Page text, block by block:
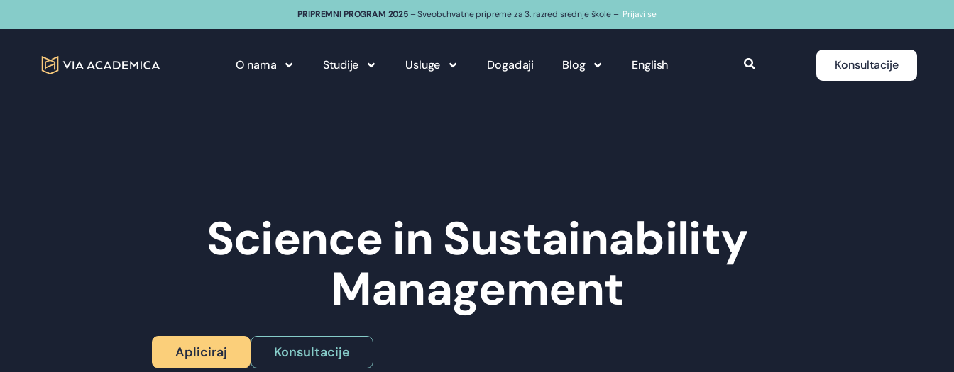
PRIPREMNI PROGRAM 2025– Sveobuhvatne pripreme za 3. razred srednje škole – Prijavi se
O nama Studije Usluge Događaji Blog English Konsultacije
Science in Sustainability
Management
Apliciraj Konsultacije